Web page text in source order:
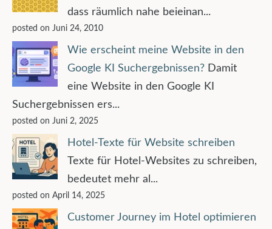
dass räumlich nahe beieinan...
posted on Juni 24, 2010
Wie erscheint meine Website in den
Google KI Suchergebnissen? Damit
eine Website in den Google KI
Suchergebnissen ers...
posted on Juni 2, 2025
Hotel-Texte für Website schreiben
Texte für Hotel-Websites zu schreiben,
bedeutet mehr al...
posted on April 14, 2025
Customer Journey im Hotel optimieren